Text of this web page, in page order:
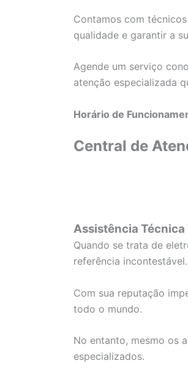
Contamos com
qualidade e garantir a
Agende um serviço
atenção especializada
Horário de
Central de
Assistência Técnica
Quando se trata de
referência incontestável.
Com sua reputação
todo o mundo.
No entanto, mesmo os
especializados.